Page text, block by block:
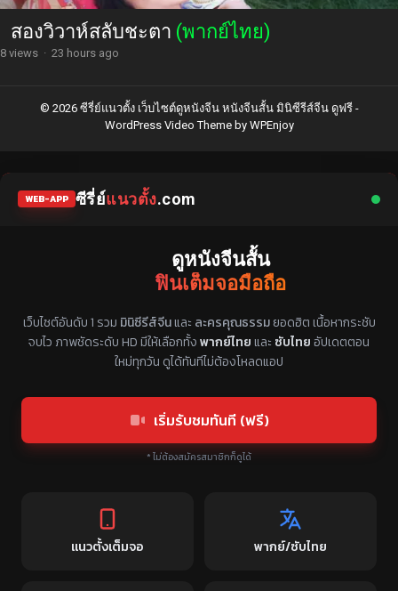
สองวิวาห์สลับชะตา (พากย์ไทย)
8 views · 23 hours ago
© 2026 ซีรี่ย์แนวตั้ง เว็บไซต์ดูหนังจีน หนังจีนสั้น มินิซีรีส์จีน ดูฟรี -
WordPress Video Themeby WPEnjoy
WEB-APP ซีรี่ย์แนวตั้ง.com
ดูหนังจีนสั้น
ฟินเต็มจอมือถือ
เว็บไซต์อันดับ 1 รวม มินิซีรีส์จีนและ ละครคุณธรรมยอดฮิต เนื้อหากระชับ
จบไว ภาพชัดระดับ HD มีให้เลือกทั้งพากย์ไทยและ ซับไทยอัปเดตตอน
ใหม่ทุกวัน ดูได้ทันทีไม่ต้องโหลดแอป
เริ่มรับชมทันที (ฟรี)
* ไม่ต้องสมัครสมาชิกก็ดูได้
แนวตั้งเต็มจอ พากย์/ซับไทย